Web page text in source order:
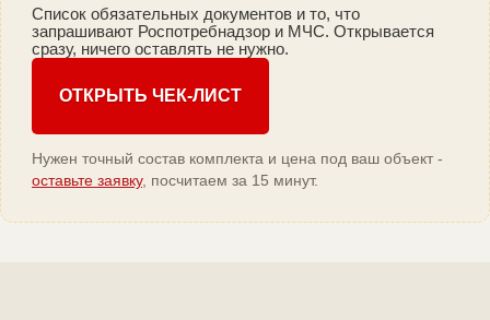
Список обязательных документов и то, что
запрашивают Роспотребнадзор и МЧС. Открывается
сразу, ничего оставлять не нужно.
ОТКРЫТЬ ЧЕК-ЛИСТ
Нужен точный состав комплекта и цена под ваш объект -
оставьте заявку, посчитаем за 15 минут.